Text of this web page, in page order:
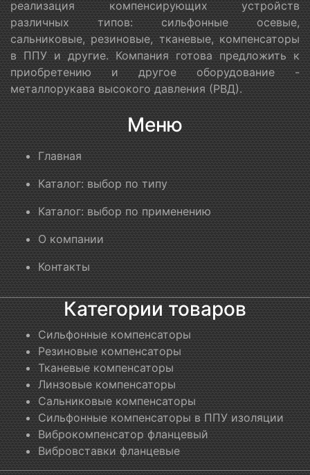
реализация компенсирующих устройств
различных типов: сильфонные осевые,
сальниковые, резиновые, тканевые, компенсаторы
в ППУ и другие. Компания готова предложить к
приобретению и другое оборудование -
металлорукава высокого давления (РВД).
Меню
Главная
Каталог: выбор по типу
Каталог: выбор по применению
О компании
Контакты
Категории товаров
Сильфонные компенсаторы
Резиновые компенсаторы
Тканевые компенсаторы
Линзовые компенсаторы
Сальниковые компенсаторы
Сильфонные компенсаторы в ППУ изоляции
Виброкомпенсатор фланцевый
Вибровставки фланцевые